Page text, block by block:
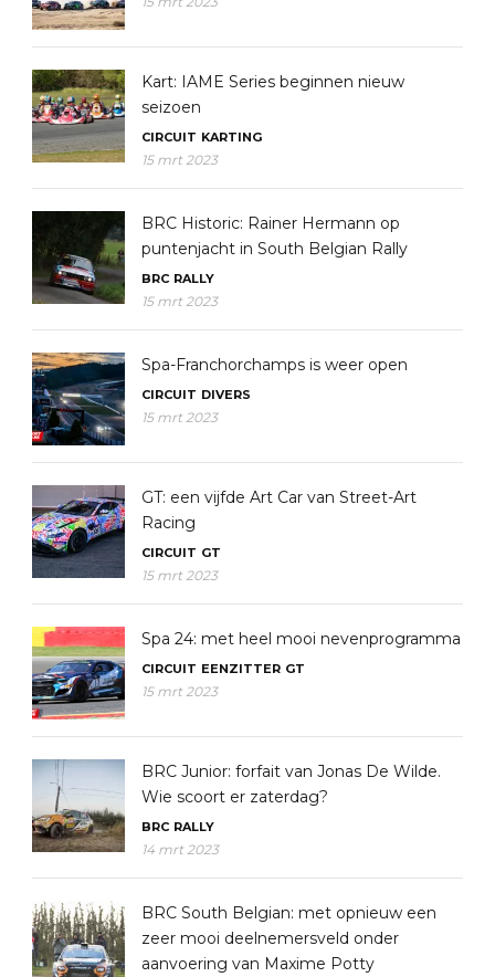
Kart: IAME Series beginnen nieuw
seizoen
CIRCUIT KARTING
15 mrt 2023
BRC Historic: Rainer Hermann op
puntenjacht in South Belgian Rally
BRC RALLY
15 mrt 2023
Spa-Franchorchamps is weer open
CIRCUIT DIVERS
15 mrt 2023
GT: een vijfde Art Car van Street-Art
Racing
CIRCUIT GT
15 mrt 2023
Spa 24: met heel mooi nevenprogramma
CIRCUIT EENZITTER GT
15 mrt 2023
BRC Junior: forfait van Jonas De Wilde.
Wie scoort er zaterdag?
BRC RALLY
14 mrt 2023
BRC South Belgian: met opnieuw een
zeer mooi deelnemersveld onder
aanvoering van Maxime Potty